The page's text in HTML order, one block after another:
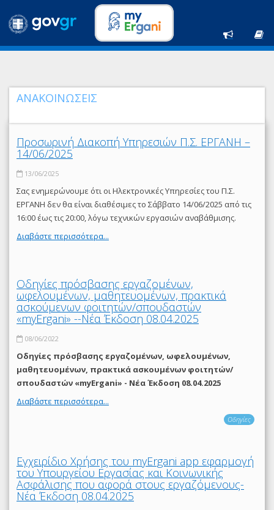
ΑΝΑΚΟΙΝΩΣΕΙΣ
Προσωρινή Διακοπή Υπηρεσιών Π.Σ. ΕΡΓΑΝΗ –
14/06/2025
13/06/2025
Σας ενημερώνουμε ότι οι Ηλεκτρονικές Υπηρεσίες του Π.Σ.
ΕΡΓΑΝΗ δεν θα είναι διαθέσιμες το Σάββατο 14/06/2025 από τις
16:00 έως τις 20:00, λόγω τεχνικών εργασιών αναβάθμισης.
Διαβάστε περισσότερα...
Οδηγίες πρόσβασης εργαζομένων,
ωφελουμένων, μαθητευομένων, πρακτικά
ασκούμενων φοιτητών/σπουδαστών
«myErgani» --Νέα Έκδοση 08.04.2025
08/06/2022
Οδηγίες πρόσβασης εργαζομένων, ωφελουμένων,
μαθητευομένων, πρακτικά ασκουμένων φοιτητών/
σπουδαστών «myErgani» - Νέα Έκδοση 08.04.2025
Διαβάστε περισσότερα...
Οδηγίες
Εγχειρίδιο Χρήσης του myΕrgani app εφαρμογή
του Υπουργείου Εργασίας και Κοινωνικής
Ασφάλισης που αφορά στους εργαζόμενους-
Νέα Έκδοση 08.04.2025